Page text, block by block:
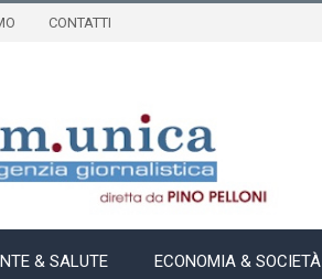
CONTATTI
& SALUTE ECONOMIA & SOCIETÀ